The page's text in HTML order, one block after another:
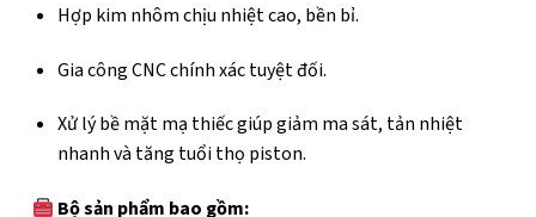
Hợp kim nhôm chịu nhiệt cao, bền bỉ.
Gia công CNC chính xác tuyệt đối.
Xử lý bề mặt mạ thiếc giúp giảm ma sát, tản nhiệt
nhanh và tăng tuổi thọ piston.
Bộ sản phẩm bao gồm: